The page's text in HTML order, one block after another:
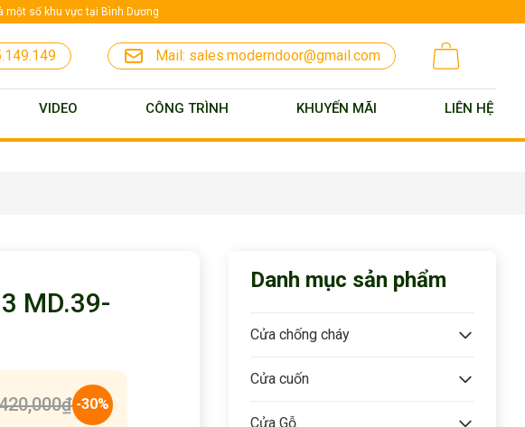
một số khu vực tại Bình Dương
Mail: sales.moderndoor@gmail.com
VIDEO CÔNG TRÌNH KHUYẾN MÃI LIÊN HỆ
MD.39-
₫ -30%
Danh mục sản phẩm
Cửa chống cháy
Cửa cuốn
Cửa Gỗ